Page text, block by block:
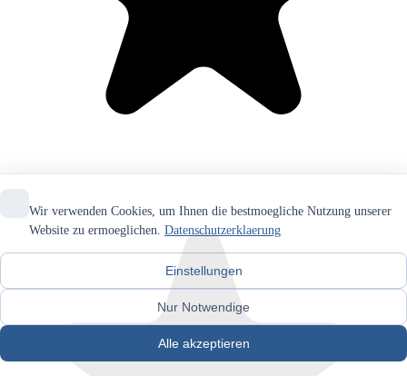
Wir verwenden Cookies, um Ihnen die bestmoegliche Nutzung unserer
Website zu ermoeglichen. Datenschutzerklaerung
Einstellungen
Nur Notwendige
Alle akzeptieren